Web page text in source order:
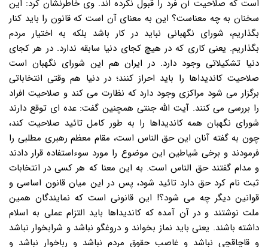
است که صلاحیت آن فرد را قبول نکرده اند. وی خاطرنشان کرد: این
سخنان به چه معناست؟ این به معنای آن است که قانون را باید کنار
بگذاریم، شورای نگهبانی نباید در کار باشد بلکه به اختیار مردم
بگذاریم. یعنی کاری که در هیچ کجای دنیا سابقه ندارد. در هر کجای
دنیا تشکیلاتی وجود دارد. در ایران هم این شورای نگهبان است
صلاحیت کاندیداها را باید احراز کنند؛ در دنیا هم وقتی انتخاباتی
برگزار می شود مراکزی وجود دارد که نظارت می کند و صلاحیت افراد
را بررسی می کنند. آیت الله جنتی همچنین گفت: عده ای توقع دارند
شورای نگهبان همه کاندیداها را به طور کامل تائید صلاحیت کند،
چون به گفته آنان این حق الناس است، مقام معظم رهبری مطلبی را
فرمودند و برخی شیاطین این موضوع را مورد سوءاستفاده قرار دادند
و مدام گفتند حق الناس است. به این معنا که هر کسی در انتخابات
ثبت نام کرد حق دارد تائید شود، پس در این میان قانون اساسی و
قوانین دیگر چه می شود؟! این قانونی است که نمایندگان همین
ملت نوشتند و در آن آمده که کاندیداها باید التزام عملی به اسلام
داشته باشند. یعنی باید نماز بخواند و دروغگو نباشد و شرابخوار نباشد
و قاچاقچی نباشد و غاصب حقوق مردم نباشد و رباخوار نباشد و